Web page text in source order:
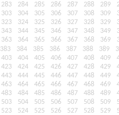
283 284 285 286 287 288 289
303 304 305 306 307 308 309
323 324 325 326 327 328 329
343 344 345 346 347 348 349
363 364 365 366 367 368 369
383 384 385 386 387 388 389
403 404 405 406 407 408 409
423 424 425 426 427 428 429
443 444 445 446 447 448 449
463 464 465 466 467 468 469
483 484 485 486 487 488 489
503 504 505 506 507 508 509
523 524 525 526 527 528 529